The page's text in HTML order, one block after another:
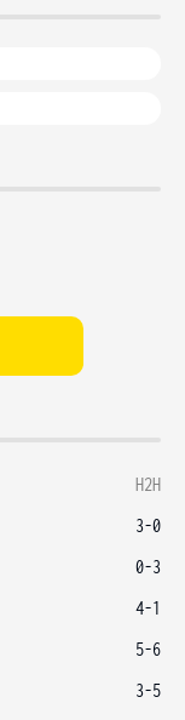
H2H
3-0
0-3
4-1
5-6
3-5